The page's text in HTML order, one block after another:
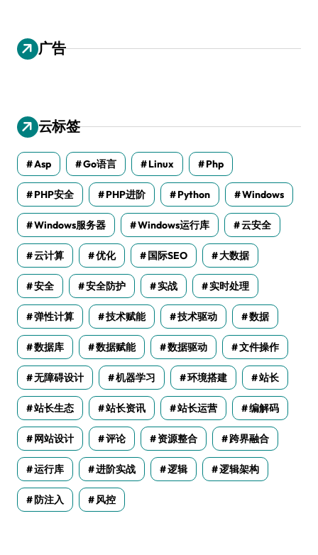
广告
云标签
Asp Go语言 Linux Php
PHP安全 PHP进阶 Python Windows
Windows服务器 Windows运行库 云安全
云计算 优化 国际SEO 大数据
安全 安全防护 实战 实时处理
弹性计算 技术赋能 技术驱动 数据
数据库 数据赋能 数据驱动 文件操作
无障碍设计 机器学习 环境搭建 站长
站长生态 站长资讯 站长运营 编解码
网站设计 评论 资源整合 跨界融合
运行库 进阶实战 逻辑 逻辑架构
防注入 风控